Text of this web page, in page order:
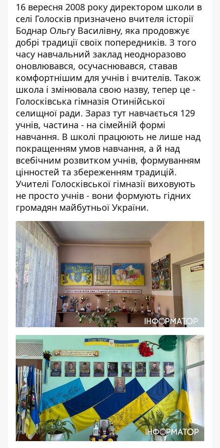
16 вересня 2008 року директором школи в
селі Голосків призначено вчителя історії
Боднар Ольгу Василівну, яка продовжує
добрі традиції своїх попередників. З того
часу навчальний заклад неодноразово
оновлювався, осучаснювався, ставав
комфортнішим для учнів і вчителів. Також
школа і змінювала свою назву, тепер це -
Голосківська гімназія Отинійської
селищної ради. Зараз тут навчається 129
учнів, частина - на сімейній формі
навчання. В школі працюють не лише над
покращенням умов навчання, а й над
всебічним розвитком учнів, формуванням
цінностей та збереженням традицій.
Учителі Голосківської гімназії виховують
не просто учнів - вони формують гідних
громадян майбутньої України.